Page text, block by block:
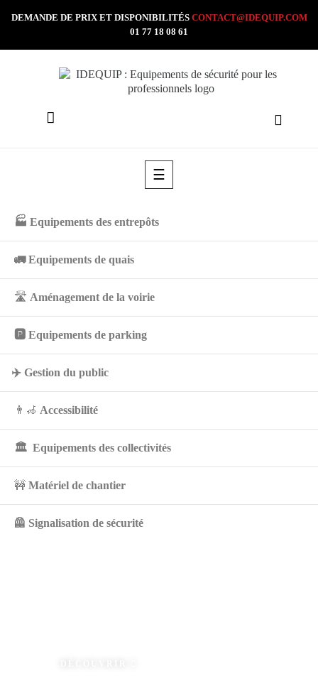
DEMANDE DE PRIX ET DISPONIBILITÉS CONTACT@IDEQUIP.COM
01 77 18 08 61
Basculer
la
☰
🏭 Equipements des entrepôts
🚛Equipements de quais
🛣️ Aménagement de la voirie
🅿️ Equipements de parking
✈️ Gestion du public
👨‍🦽 Accessibilité
🏛️ Equipements des collectivités
🚧 Matériel de chantier
🦺 Signalisation de sécurité